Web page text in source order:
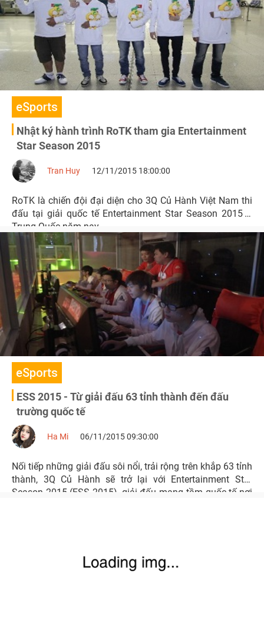
eSports
Nhật ký hành trình RoTK tham gia Entertainment
Star Season 2015
Tran Huy 12/11/2015 18:00:00
RoTK là chiến đội đại diện cho 3Q Củ Hành Việt Nam thi
đấu tại giải quốc tế Entertainment Star Season 2015 ở
Trung Quốc năm nay.
eSports
ESS 2015 - Từ giải đấu 63 tỉnh thành đến đấu
trường quốc tế
Ha Mi 06/11/2015 09:30:00
Nối tiếp những giải đấu sôi nổi, trải rộng trên khắp 63 tỉnh
thành, 3Q Củ Hành sẽ trở lại với Entertainment Star
Season 2015 (ESS 2015), giải đấu mang tầm quốc tế nơi